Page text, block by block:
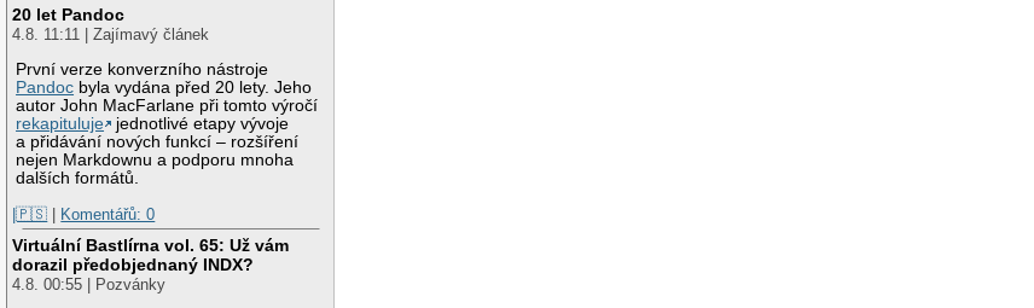
20 let Pandoc
4.8. 11:11 | Zajímavý článek
První verze konverzního nástroje
Pandoc byla vydána před 20 lety. Jeho
autor John MacFarlane při tomto výročí
rekapituluje
jednotlivé etapy vývoje
a přidávání nových funkcí – rozšíření
nejen Markdownu a podporu mnoha
dalších formátů.
|🇵🇸 | Komentářů: 0
Virtuální Bastlírna vol. 65: Už vám
dorazil předobjednaný INDX?
4.8. 00:55 | Pozvánky